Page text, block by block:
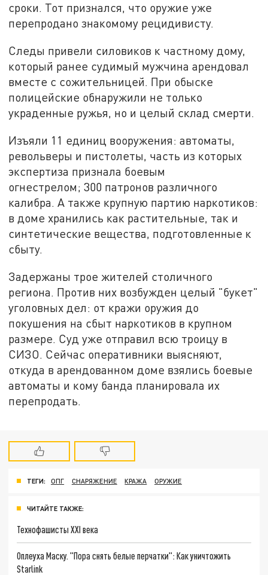
сроки. Тот признался, что оружие уже
перепродано знакомому рецидивисту.
Следы привели силовиков к частному дому,
который ранее судимый мужчина арендовал
вместе с сожительницей. При обыске
полицейские обнаружили не только
украденные ружья, но и целый склад смерти.
Изъяли 11 единиц вооружения: автоматы,
револьверы и пистолеты, часть из которых
экспертиза признала боевым
огнестрелом; 300 патронов различного
калибра. А также крупную партию наркотиков:
в доме хранились как растительные, так и
синтетические вещества, подготовленные к
сбыту.
Задержаны трое жителей столичного
региона. Против них возбужден целый "букет"
уголовных дел: от кражи оружия до
покушения на сбыт наркотиков в крупном
размере. Суд уже отправил всю троицу в
СИЗО. Сейчас оперативники выясняют,
откуда в арендованном доме взялись боевые
автоматы и кому банда планировала их
перепродать.
ТЕГИ: ОПГ СНАРЯЖЕНИЕ КРАЖА ОРУЖИЕ
ЧИТАЙТЕ ТАКЖЕ:
Технофашисты XXI века
Оплеуха Маску. "Пора снять белые перчатки": Как уничтожить
Starlink